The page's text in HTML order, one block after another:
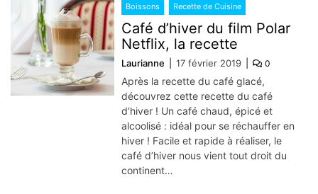
Boissons Recette de Cuisine
Café d’hiver du film Polar
Netflix, la recette
Laurianne 17 février 2019 0
Après la recette du café glacé,
découvrez cette recette du café
d’hiver ! Un café chaud, épicé et
alcoolisé : idéal pour se réchauffer en
hiver ! Facile et rapide à réaliser, le
café d’hiver nous vient tout droit du
continent…